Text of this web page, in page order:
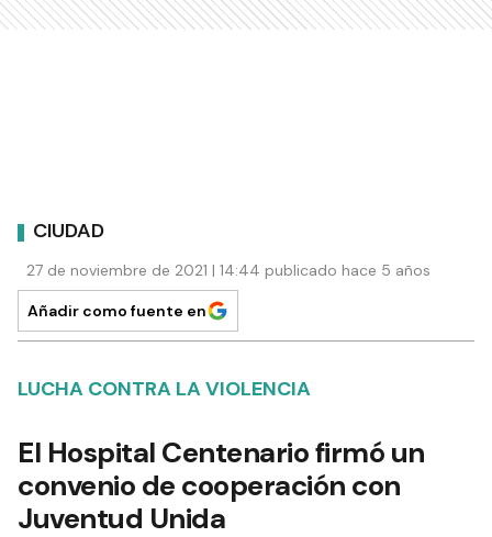
CIUDAD
27 de noviembre de 2021 | 14:44 publicado hace 5 años
Añadir como fuente en
LUCHA CONTRA LA VIOLENCIA
El Hospital Centenario firmó un
convenio de cooperación con
Juventud Unida